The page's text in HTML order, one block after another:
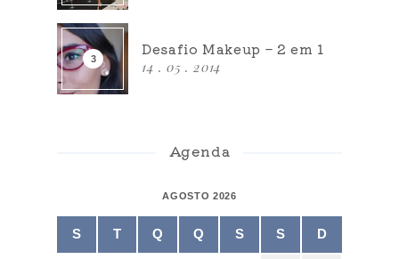
Desafio Makeup – 2 em 1
14 . 05 . 2014
Agenda
AGOSTO 2026
S T Q Q S S D